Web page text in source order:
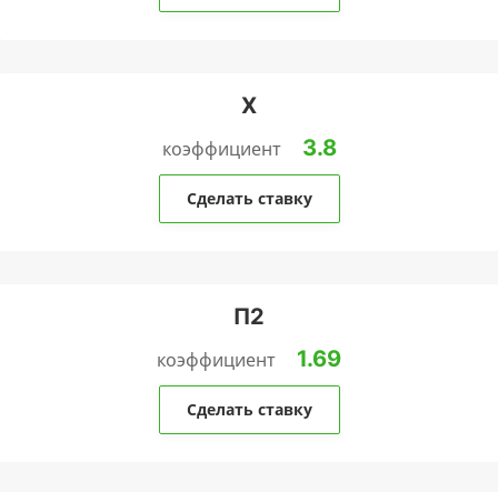
Х
коэффициент 3.8
Сделать ставку
П2
коэффициент 1.69
Сделать ставку